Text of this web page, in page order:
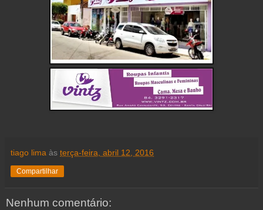
tiago lima às terça-feira, abril 12, 2016
Compartilhar
Nenhum comentário: